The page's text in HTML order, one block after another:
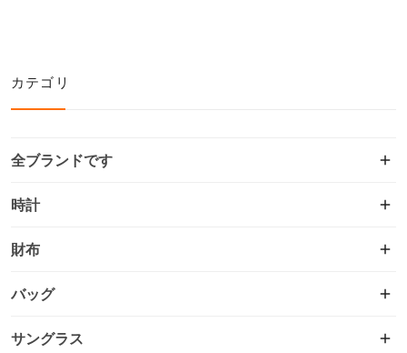
カテゴリ
全ブランドです
時計
財布
バッグ
サングラス